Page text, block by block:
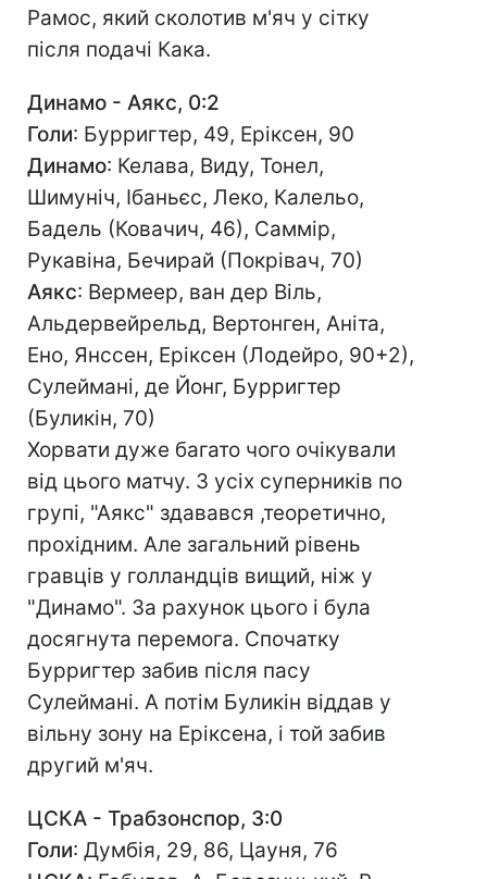
Рамос, який сколотив м'яч у сітку
після подачі Кака.
Динамо - Аякс, 0:2
Голи: Бурригтер, 49, Еріксен, 90
Динамо: Келава, Виду, Тонел,
Шимуніч, Ібаньєс, Леко, Калельо,
Бадель (Ковачич, 46), Саммір,
Рукавіна, Бечирай (Покрівач, 70)
Аякс: Вермеер, ван дер Віль,
Альдервейрельд, Вертонген, Аніта,
Ено, Янссен, Еріксен (Лодейро, 90+2),
Сулеймані, де Йонг, Бурригтер
(Буликін, 70)
Хорвати дуже багато чого очікували
від цього матчу. З усіх суперників по
групі, "Аякс" здавався ,теоретично,
прохідним. Але загальний рівень
гравців у голландців вищий, ніж у
"Динамо". За рахунок цього і була
досягнута перемога. Спочатку
Бурригтер забив після пасу
Сулеймані. А потім Буликін віддав у
вільну зону на Еріксена, і той забив
другий м'яч.
ЦСКА - Трабзонспор, 3:0
Голи: Думбія, 29, 86, Цауня, 76